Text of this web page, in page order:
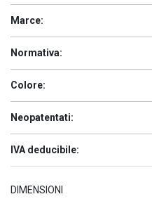
Marce:
Normativa:
Colore:
Neopatentati:
IVA deducibile:
DIMENSIONI